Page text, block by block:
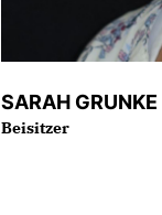
SARAH GRUNKE
Beisitzer